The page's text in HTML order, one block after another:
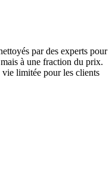
par des experts pour
à une fraction du prix.
vie limitée pour les clients